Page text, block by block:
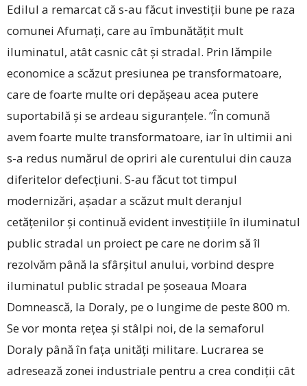
Edilul a remarcat că ­s-au făcut investiții bune pe raza
comunei Afumați, care au îmbunătățit mult
iluminatul, atât casnic cât și stradal. Prin lămpile
economice a scăzut presiunea pe transformatoare,
care de foarte multe ori depășeau acea putere
suportabilă și se ardeau siguranțele. ”În comună
avem foarte multe transformatoare, iar în ultimii ani
s-a redus numărul de opriri ale curentului din cauza
diferitelor defecțiuni. S-au făcut tot timpul
modernizări, așadar a scăzut mult deranjul
cetățenilor și continuă evident investițiile în iluminatul
public stradal un proiect pe care ne dorim să îl
rezolvăm până la sfârșitul anului, vorbind despre
iluminatul public stradal pe șoseaua Moara
Domnească, la Doraly, pe o lungime de peste 800 m.
Se vor monta rețea și stâlpi noi, de la semaforul
Doraly până în fața unități militare. Lucrarea se
adresează zonei industriale pentru a crea condiții cât